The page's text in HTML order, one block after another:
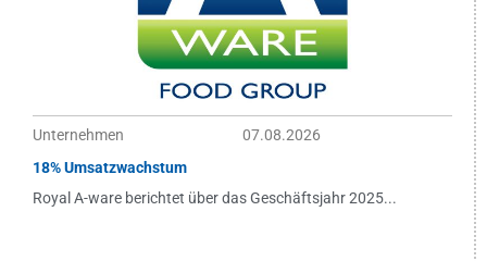
Unternehmen
07.08.2026
18% Umsatzwachstum
Royal A-ware berichtet über das Geschäftsjahr 2025...